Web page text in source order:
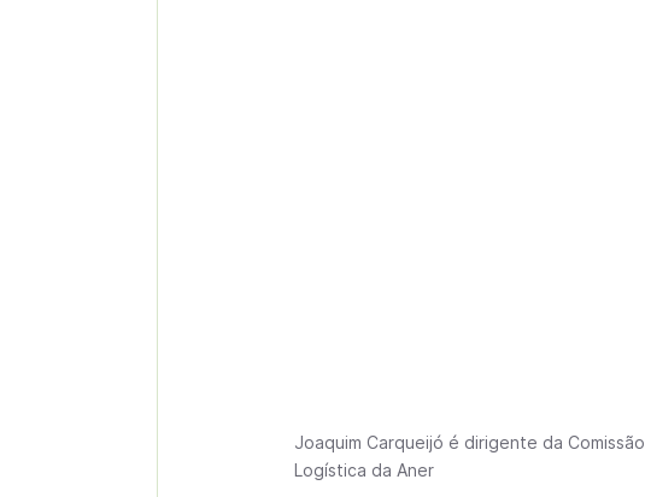
Joaquim Carqueijó é dirigente da Comissão
Logística da Aner